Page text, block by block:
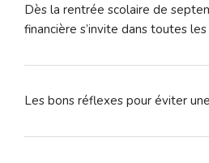
Dès la rentrée scolaire de
financière s’invite dans toutes
Les bons réflexes pour éviter